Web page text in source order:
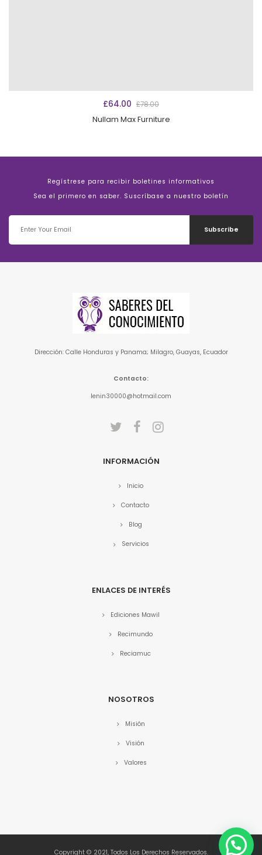
£64.00 £78.00
Nullam Max Furniture
Regístrese para recibir boletines informativos
Sea el primero en saber. Suscríbase a nuestro boletín
Subscribe
Dirección: Calle Honduras y Panama; Milagro, Guayas, Ecuador
Contacto:
lenin30000@hotmail.com
INFORMACIÓN
Inicio
Contacto
Blog
Servicios
ENLACES DE INTERÉS
Ediciones Mawil
Recimundo
Reciamuc
NOSOTROS
Misión
Visión
Valores
Copyright © 2021, Todos Los Derechos Reservados.